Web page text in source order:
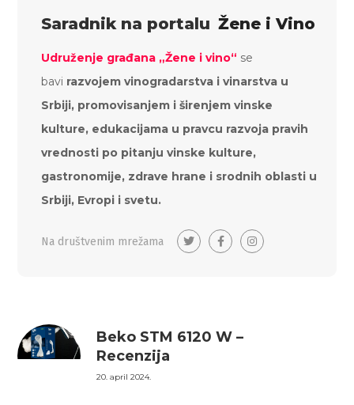
Saradnik na portalu Žene i Vino
Udruženje građana „Žene i vino“ se
bavi razvojem vinogradarstva i vinarstva u
Srbiji, promovisanjem i širenjem vinske
kulture, edukacijama u pravcu razvoja pravih
vrednosti po pitanju vinske kulture,
gastronomije, zdrave hrane i srodnih oblasti u
Srbiji, Evropi i svetu.
Na društvenim mrežama
Beko STM 6120 W –
Recenzija
20. april 2024.